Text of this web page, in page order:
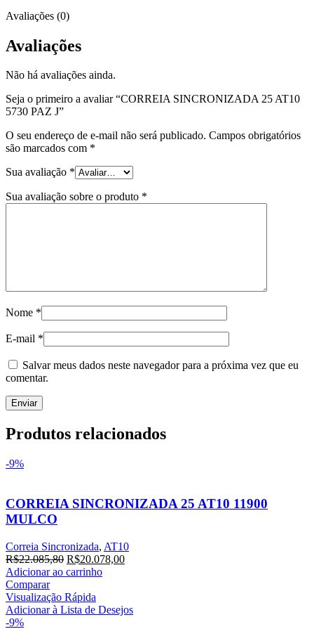
Avaliações (0)
Avaliações
Não há avaliações ainda.
Seja o primeiro a avaliar “CORREIA SINCRONIZADA 25 AT10
5730 PAZ J”
O seu endereço de e-mail não será publicado. Campos obrigatórios
são marcados com *
Sua avaliação *
Sua avaliação sobre o produto *
Nome *
E-mail *
Salvar meus dados neste navegador para a próxima vez que eu
comentar.
Produtos relacionados
-9%
CORREIA SINCRONIZADA 25 AT10 11900
MULCO
Correia Sincronizada, AT10
R$22.085,80 O
preço
era:
R$22.085,80.
R$20.078,00O
R$20.078,00.
Adicionar ao carrinho
Comparar
Visualização Rápida
Adicionar à Lista de Desejos
-9%